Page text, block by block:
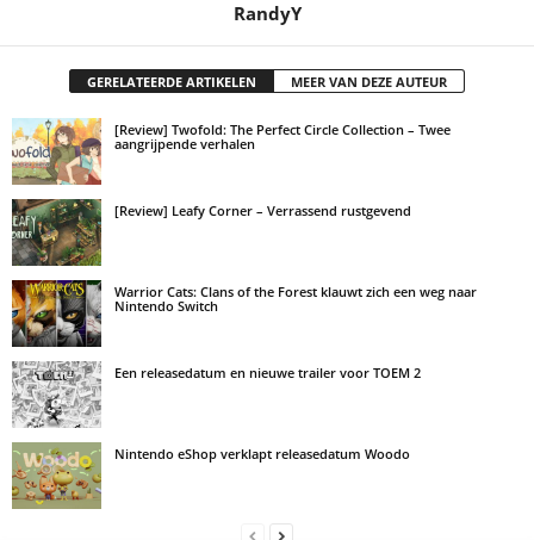
RandyY
GERELATEERDE ARTIKELEN MEER VAN DEZE AUTEUR
[Review] Twofold: The Perfect Circle Collection – Twee
aangrijpende verhalen
[Review] Leafy Corner – Verrassend rustgevend
Warrior Cats: Clans of the Forest klauwt zich een weg naar
Nintendo Switch
Een releasedatum en nieuwe trailer voor TOEM 2
Nintendo eShop verklapt releasedatum Woodo